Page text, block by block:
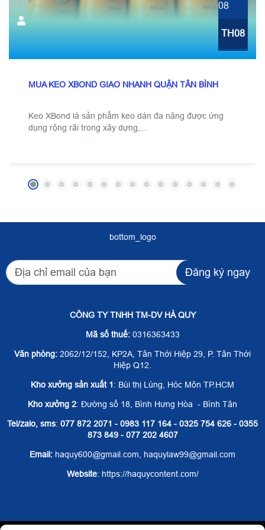
08
TH08
MUA KEO XBOND GIAO NHANH QUẬN TÂN BÌNH
Keo XBond là sản phẩm keo dán đa năng được ứng
dụng rộng rãi trong xây dựng,...
bottom_logo
Đăng ký ngay
CÔNG TY TNHH TM-DV HÀ QUY
Mã số thuế:0316363433
Văn phòng: 2062/12/152, KP2A, Tân Thới Hiệp 29, P. Tân Thới
Hiệp Q12.
Kho xưởng sản xuất 1: Bùi thị Lùng, Hóc Môn TP.HCM
Kho xưởng 2: Đường số 18, Bình Hưng Hòa - Bình Tân
Tel/zalo, sms: 077 872 2071 - 0983 117 164 - 0325 754 626 - 0355
873 849 - 077 202 4607
Email: haquy600@gmail.com, haquylaw99@gmail.com
Website: https://haquycontent.com/